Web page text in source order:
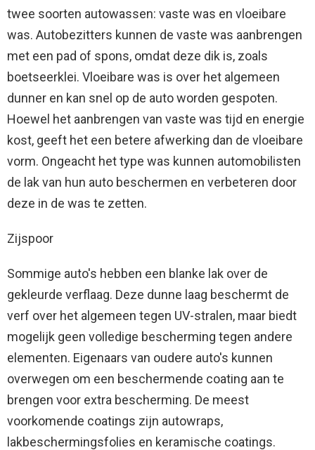
twee soorten autowassen: vaste was en vloeibare
was. Autobezitters kunnen de vaste was aanbrengen
met een pad of spons, omdat deze dik is, zoals
boetseerklei. Vloeibare was is over het algemeen
dunner en kan snel op de auto worden gespoten.
Hoewel het aanbrengen van vaste was tijd en energie
kost, geeft het een betere afwerking dan de vloeibare
vorm. Ongeacht het type was kunnen automobilisten
de lak van hun auto beschermen en verbeteren door
deze in de was te zetten.
Zijspoor
Sommige auto's hebben een blanke lak over de
gekleurde verflaag. Deze dunne laag beschermt de
verf over het algemeen tegen UV-stralen, maar biedt
mogelijk geen volledige bescherming tegen andere
elementen. Eigenaars van oudere auto's kunnen
overwegen om een ​​beschermende coating aan te
brengen voor extra bescherming. De meest
voorkomende coatings zijn autowraps,
lakbeschermingsfolies en keramische coatings.